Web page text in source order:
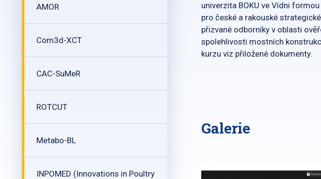
AMOR
Com3d-XCT
CAC-SuMeR
ROTCUT
Metabo-BL
INPOMED (Innovations in Poultry
univerzita BOKU ve Vídni
pro české a rakouské
přizvané odborníky v oblasti
spolehlivosti mostních
kurzu viz přiložené dokumenty.
Galerie